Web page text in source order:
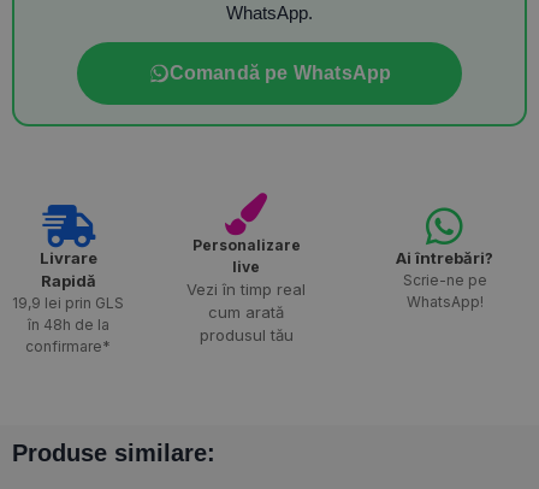
WhatsApp.
Comandă pe WhatsApp
Livrare
Rapidă​
19,9 lei prin GLS
în 48h de la
confirmare*
Personalizare
live
Vezi în timp real
cum arată
produsul tău
Ai întrebări?
Scrie-ne pe
WhatsApp!
Produse similare: